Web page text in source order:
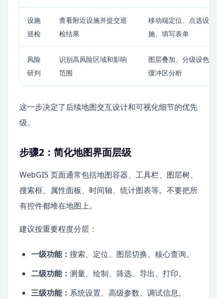
设施
巡检
查看附近设施并提交巡
检结果
移动端定位、点选设
施、填写表单
风险
研判
识别高风险区域和影响
范围
图层叠加、分级设色、
缓冲区分析
这一步决定了后续地图交互设计和可视化细节的优先
级。
步骤2：简化地图界面层级
WebGIS 页面通常包括地图容器、工具栏、图层树、
搜索框、属性面板、时间轴、统计图表等。不要把所
有控件都堆在地图上。
建议按重要程度分层：
一级功能： 搜索、定位、图层切换、核心查询。
二级功能： 测量、绘制、筛选、导出、打印。
三级功能： 系统设置、高级参数、调试信息。